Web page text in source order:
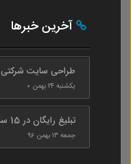
آخرین خبرها
طراحی سایت شرکتی
یکشنبه ۲۴ بهمن ۰
تبلیغ رایگان در 15 سایت تبلیغاتی
جمعه ۱۳ بهمن ۹۶